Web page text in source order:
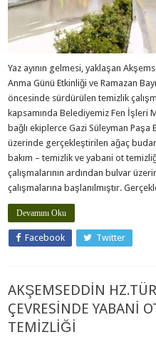
Yaz ayının gelmesi, yaklaşan
Anma Günü Etkinliği ve Ramazan
öncesinde sürdürülen temizlik
kapsamında Belediyemiz Fen İşleri
bağlı ekiplerce Gazi Süleyman Paşa
üzerinde gerçekleştirilen ağaç
bakım – temizlik ve yabani ot
çalışmalarının ardından bulvar
çalışmalarına başlanılmıştır.
Devamını Oku
Facebook Twitter
AKŞEMSEDDİN
ÇEVRESİNDE YABANİ
TEMİZLİĞİ